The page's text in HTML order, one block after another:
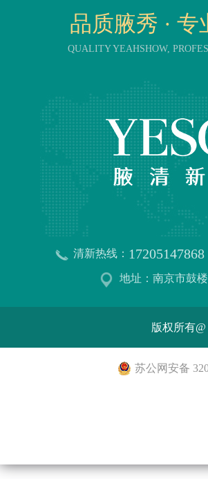
品质腋秀 · 专
QUALITY YEAHSHOW,
清新热线： 17205147868
地址：南京市鼓
版权所有@
苏公网安备